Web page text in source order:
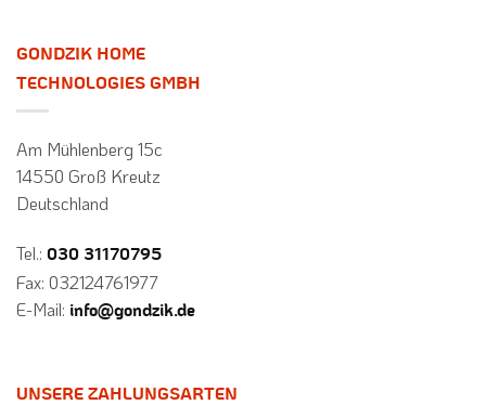
GONDZIK HOME
TECHNOLOGIES GMBH
Am Mühlenberg 15c
14550 Groß Kreutz
Deutschland
Tel.: 030 31170795
Fax: 032124761977
E-Mail: info@gondzik.de
UNSERE ZAHLUNGSARTEN